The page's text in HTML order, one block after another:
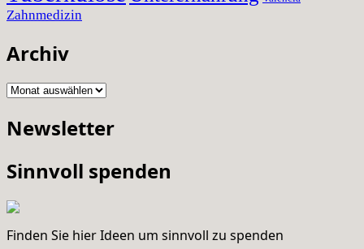
Zahnmedizin
Archiv
Archiv
Newsletter
Sinnvoll spenden
Finden Sie hier Ideen um sinnvoll zu spenden